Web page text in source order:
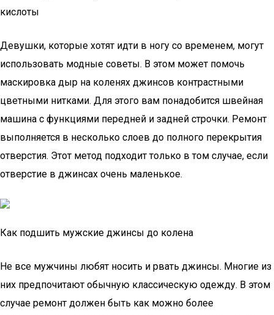
кислоты
Девушки, которые хотят идти в ногу со временем, могут
использовать модные советы. В этом может помочь
маскировка дыр на коленях джинсов контрастными
цветными нитками. Для этого вам понадобится швейная
машина с функциями передней и задней строчки. Ремонт
выполняется в несколько слоев до полного перекрытия
отверстия. Этот метод подходит только в том случае, если
отверстие в джинсах очень маленькое.
Как подшить мужские джинсы до колена
Не все мужчины любят носить и рвать джинсы. Многие из
них предпочитают обычную классическую одежду. В этом
случае ремонт должен быть как можно более